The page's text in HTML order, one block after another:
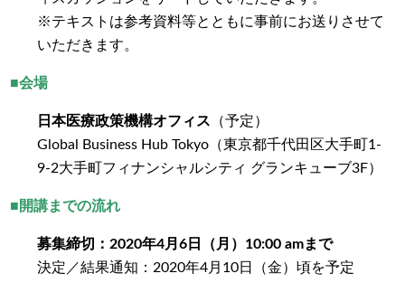
※テキストは参考資料等とともに事前にお送りさせて
いただきます。
■会場
日本医療政策機構オフィス （予定）
Global Business Hub Tokyo（東京都千代田区大手町1-
9-2大手町フィナンシャルシティ グランキューブ3F）
■開講までの流れ
募集締切：2020年4月6日（月）10:00 amまで
決定／結果通知：2020年4月10日（金）頃を予定